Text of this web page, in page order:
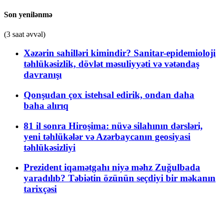
Son yenilənmə
(3 saat əvvəl)
Xəzərin sahilləri kimindir? Sanitar-epidemioloji
təhlükəsizlik, dövlət məsuliyyəti və vətəndaş
davranışı
Qonşudan çox istehsal edirik, ondan daha
baha alırıq
81 il sonra Hiroşima: nüvə silahının dərsləri,
yeni təhlükələr və Azərbaycanın geosiyasi
təhlükəsizliyi
Prezident iqamətgahı niyə məhz Zuğulbada
yaradılıb? Təbiətin özünün seçdiyi bir məkanın
tarixçəsi